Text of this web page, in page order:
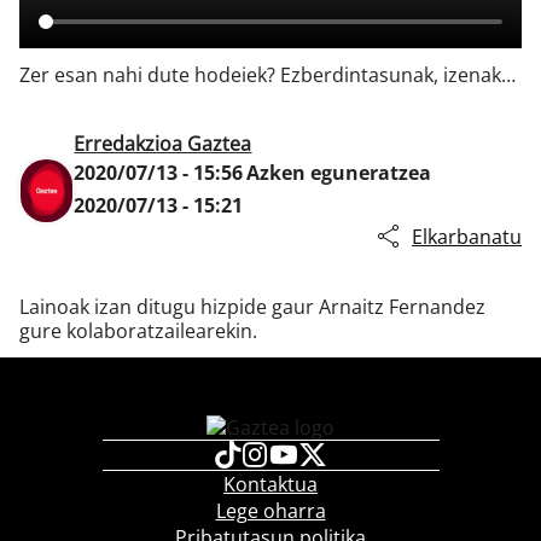
Zer esan nahi dute hodeiek? Ezberdintasunak, izenak…
Erredakzioa Gaztea
2020/07/13 - 15:56Azken eguneratzea
2020/07/13 - 15:21
Elkarbanatu
Lainoak izan ditugu hizpide gaur Arnaitz Fernandez
gure kolaboratzailearekin.
Kontaktua
Lege oharra